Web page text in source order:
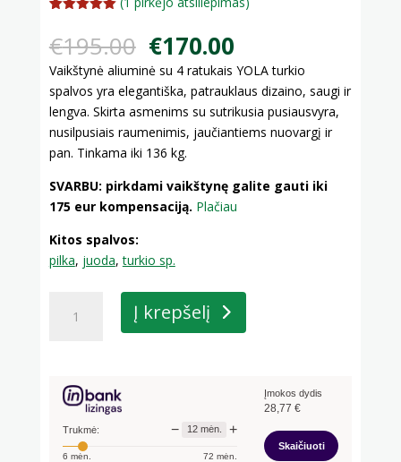
(viso
€195.00 Original
price
was:
€195.00.
€170.00Current
price
is:
€170.00.
Vaikštynė aliuminė su 4 ratukais YOLA turkio
spalvos yra elegantiška, patrauklaus dizaino, saugi ir
lengva. Skirta asmenims su sutrikusia pusiausvyra,
nusilpusiais raumenimis, jaučiantiems nuovargį ir
pan. Tinkama iki 136 kg.
SVARBU: pirkdami vaikštynę galite gauti iki
175 eur kompensaciją. Plačiau
Kitos spalvos:
pilka, juoda,turkio sp.
kiekis:
ratukais
YOLA
Į krepšelį
Trukmė: − 12mėn. +
6 mėn. 72 mėn.
Įmokos dydis
28,77 €
Skaičiuoti